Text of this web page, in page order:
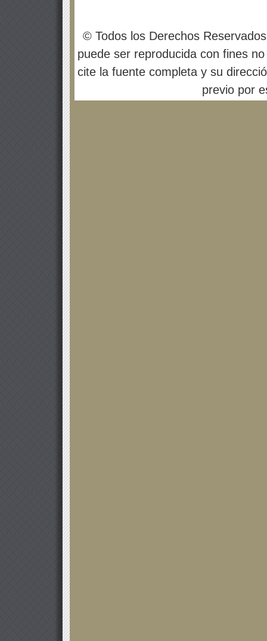
© Todos los Derechos
puede ser reproducida con fines
cite la fuente completa y su
previo por